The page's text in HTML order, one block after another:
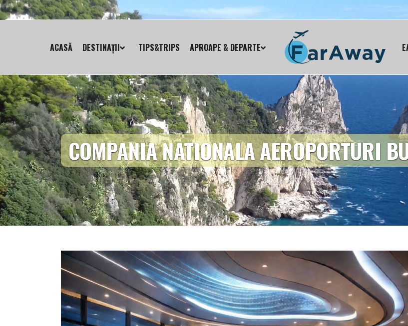
ACASĂ DESTINAȚII TIPS&TRIPS APROAPE & DEPARTE
COMPANIA NATIONALA AEROPORTURI